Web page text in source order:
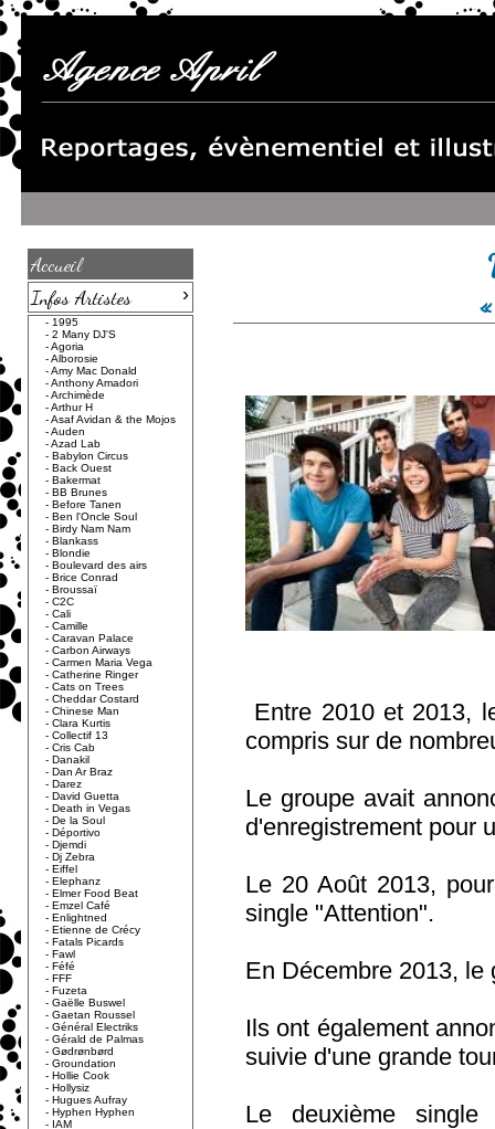
Accueil
Infos Artistes
›
- 1995
- 2 Many DJ'S
-Agoria
-Alborosie
-Amy Mac Donald
-Anthony Amadori
-Archimède
-Arthur H
-Asaf Avidan & the Mojos
-Auden
-Azad Lab
- Babylon Circus
- Back Ouest
- Bakermat
- BB Brunes
- Before Tanen
- Ben l'Oncle Soul
- Birdy Nam Nam
- Blankass
- Blondie
- Boulevard des airs
- Brice Conrad
- Broussaï
- C2C
- Cali
- Camille
- Caravan Palace
- Carbon Airways
- Carmen Maria Vega
- Catherine Ringer
- Cats on Trees
- Cheddar Costard
- Chinese Man
- Clara Kurtis
- Collectif 13
- Cris Cab
- Danakil
- Dan Ar Braz
- Darez
- David Guetta
- Death in Vegas
- De la Soul
- Déportivo
- Djemdi
- Dj Zebra
- Eiffel
- Elephanz
- Elmer Food Beat
- Emzel Café
- Enlightned
- Etienne de Crécy
- Fatals Picards
- Fawl
- Féfé
- FFF
- Fuzeta
- Gaëlle Buswel
- Gaetan Roussel
- Général Electriks
- Gérald de Palmas
- Gødrønbørd
- Groundation
- Hollie Cook
- Hollysiz
- Hugues Aufray
- Hyphen Hyphen
- IAM
Entre 2010 et 2013,
compris sur de
Le groupe avait
d'enregistrement pour
Le 20 Août 2013,
single "Attention".
En Décembre 2013, le
Ils ont également
suivie d'une grande
Le deuxième